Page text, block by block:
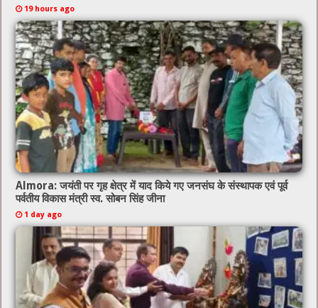
19 hours ago
Almora: जयंती पर गृह क्षेत्र में याद किये गए जनसंघ के संस्थापक एवं पूर्व
पर्वतीय विकास मंत्री स्व. सोबन सिंह जीना
1 day ago